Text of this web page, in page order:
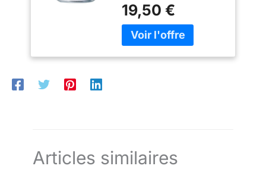
ajoutent une touche de
sophistication à toute
décoration de table,
qu'elle soit classique ou
contemporaine. D’une
parfaitement en scène le
doux moment de la
journée.
19,50 €
Articles similaires